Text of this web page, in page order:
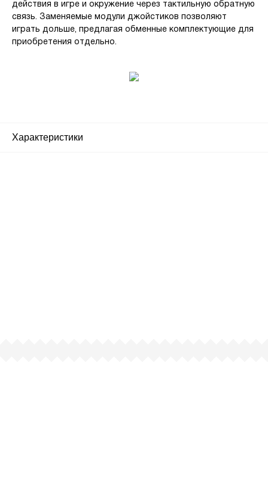
действия в игре и окружение через тактильную обратную
связь. Заменяемые модули джойстиков позволяют
играть дольше, предлагая обменные комплектующие для
приобретения отдельно.
Характеристики